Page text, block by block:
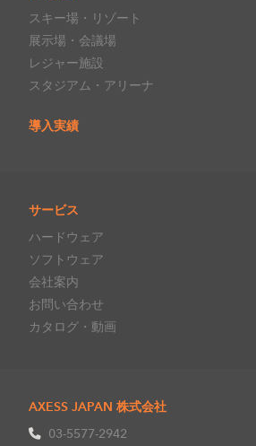
スキー場・リゾート
展示場・会議場
レジャー施設
スタジアム・アリーナ
導入実績
サービス
ハードウェア
ソフトウェア
会社案内
お問い合わせ
カタログ・動画
AXESS JAPAN 株式会社
03-5577-2942